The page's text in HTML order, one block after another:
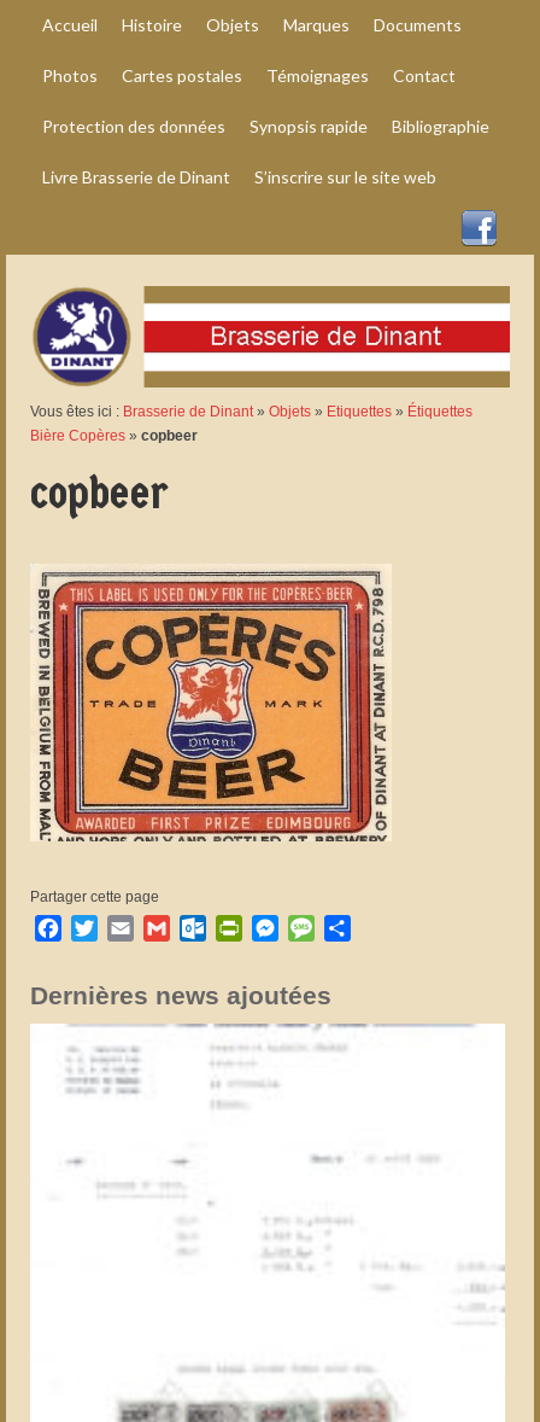
Accueil Histoire Objets Marques Documents
Photos Cartes postales Témoignages Contact
Protection des données Synopsis rapide Bibliographie
Livre Brasserie de Dinant S’inscrire sur le site web
Vous êtes ici : Brasserie de Dinant» Objets » Etiquettes » Étiquettes
Bière Copères » copbeer
copbeer
Partager cette page
Facebook
TwitterEmail GmailOutlook.com
PrintFriendly
Messenger
Message
Dernières news ajoutées